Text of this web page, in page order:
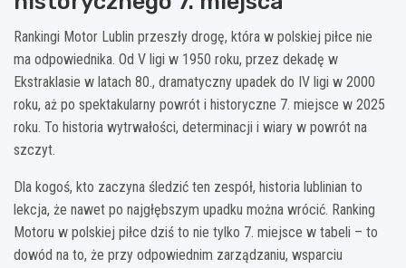
Rankingi Motor Lublin przeszły drogę, która w polskiej piłce nie
ma odpowiednika. Od V ligi w 1950 roku, przez dekadę w
Ekstraklasie w latach 80., dramatyczny upadek do IV ligi w 2000
roku, aż po spektakularny powrót i historyczne 7. miejsce w 2025
roku. To historia wytrwałości, determinacji i wiary w powrót na
szczyt.
Dla kogoś, kto zaczyna śledzić ten zespół, historia lublinian to
lekcja, że nawet po najgłębszym upadku można wrócić. Ranking
Motoru w polskiej piłce dziś to nie tylko 7. miejsce w tabeli – to
dowód na to, że przy odpowiednim zarządzaniu, wsparciu